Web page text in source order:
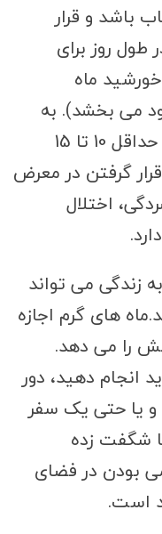
باشد و قرار
روز برای
ماه
می بخشد). به
شما توصیه می شود که روزانه حداقل 10 تا 15
گرفتن در معرض
اختلال
زندگی می تواند
های گرم اجازه
را می دهد.
انجام دهید، دور
و یا حتی یک سفر
شگفت زده
بودن در فضای
است.